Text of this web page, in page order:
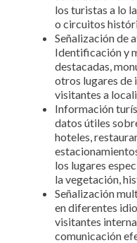
los turistas a lo
o circuitos
Señalización de
Identificación y
destacadas,
otros lugares de
visitantes a
Información
datos útiles
hoteles,
los lugares
la vegetación,
Señalización
en diferentes
visitantes
comunicación